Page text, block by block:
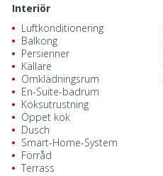
Interiör
Luftkonditionering
Balkong
Persienner
Källare
Omklädningsrum
En-Suite-badrum
Köksutrustning
Öppet kök
Dusch
Smart-Home-System
Förråd
Terrass